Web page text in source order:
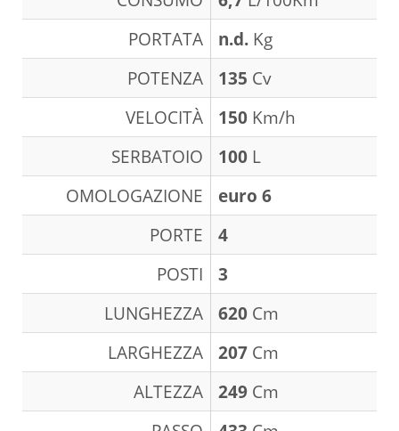
PORTATA
n.d. Kg
POTENZA
135 Cv
VELOCITÀ
150 Km/h
SERBATOIO
100 L
OMOLOGAZIONE
euro 6
PORTE
4
POSTI
3
LUNGHEZZA
620 Cm
LARGHEZZA
207 Cm
ALTEZZA
249 Cm